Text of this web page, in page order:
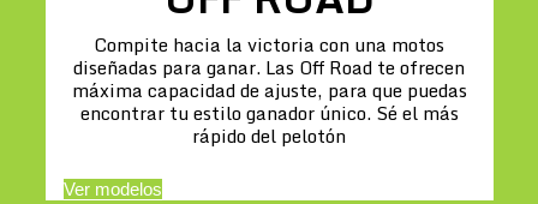
Compite hacia la victoria con una motos
diseñadas para ganar. Las Off Road te ofrecen
máxima capacidad de ajuste, para que puedas
encontrar tu estilo ganador único. Sé el más
rápido del pelotón
Ver modelos